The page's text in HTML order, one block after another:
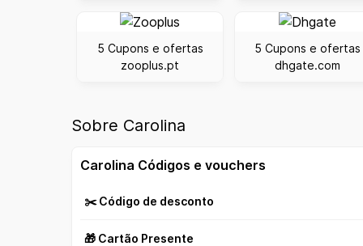
5 Cupons e ofertas
zooplus.pt
5 Cupons e ofertas
dhgate.com
Sobre Carolina
Carolina Códigos e vouchers
✂️ Código de desconto
🎁 Cartão Presente